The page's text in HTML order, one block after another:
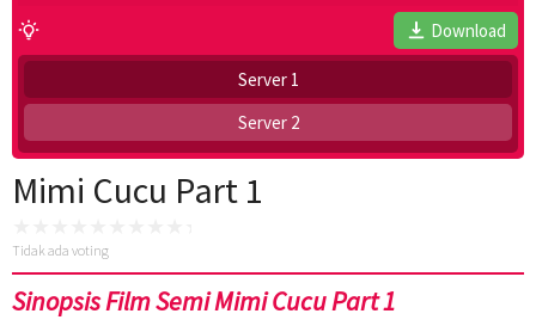
Download
Server 1
Server 2
Mimi Cucu Part 1
Tidak ada voting
Sinopsis Film Semi Mimi Cucu Part 1